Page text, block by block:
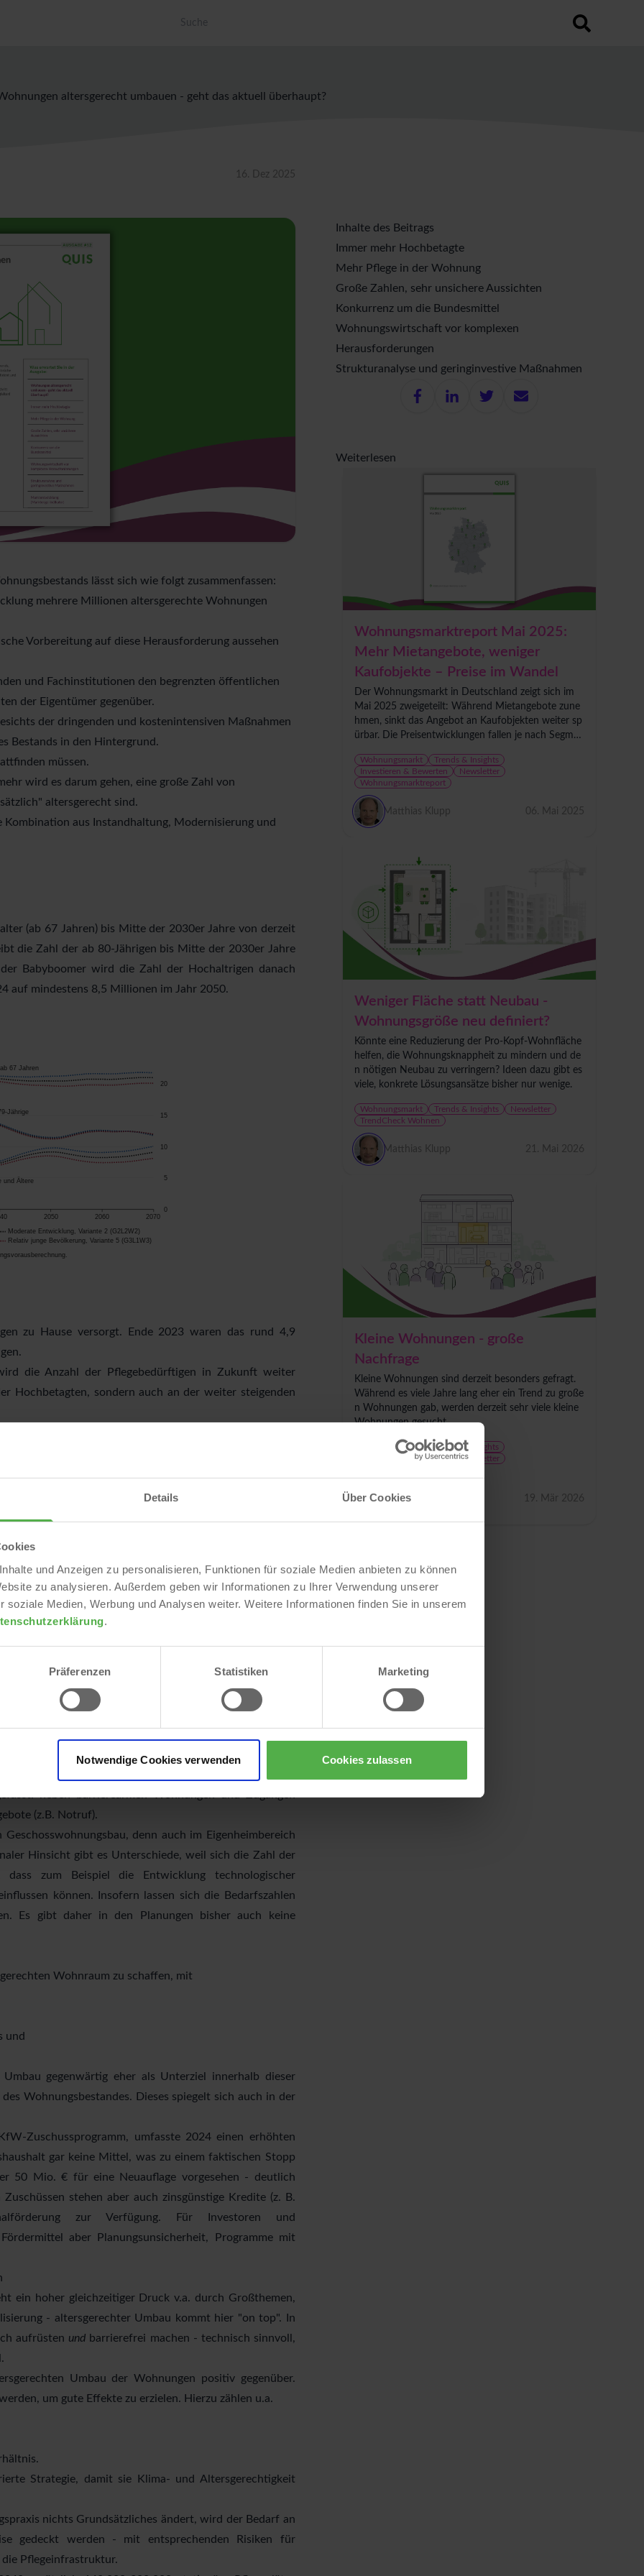
Details Über Cookies
und Anzeigen zu personalisieren, Funktionen für soziale Medien anbieten zu können
zu analysieren. Außerdem geben wir Informationen zu Ihrer Verwendung unserer
soziale Medien, Werbung und Analysen weiter. Weitere Informationen finden Sie in unserem
.
Präferenzen Statistiken Marketing
Notwendige Cookies verwenden Cookies zulassen
altersgerecht umbauen - geht das aktuell überhaupt?
16. Dez 2025
Inhalte des Beitrags
Immer mehr Hochbetagte
Mehr Pflege in der Wohnung
Große Zahlen, sehr unsichere Aussichten
Konkurrenz um die Bundesmittel
Wohnungswirtschaft vor komplexen
Herausforderungen
Strukturanalyse und geringinvestive Maßnahmen
Weiterlesen
Wohnungsmarktreport Mai 2025:
Mehr Mietangebote, weniger
Kaufobjekte – Preise im Wandel
Der Wohnungsmarkt in Deutschland zeigt sich im
Mai 2025 zweigeteilt: Während Mietangebote zune
hmen, sinkt das Angebot an Kaufobjekten weiter sp
ürbar. Die Preisentwicklungen fallen je nach Segmen
auch...
Wohnungsmarkt
Trends & Insights
Investieren & Bewerten
Newsletter
Wohnungsmarktreport
Matthias Klupp 06. Mai 2025
Weniger Fläche statt Neubau -
Wohnungsgröße neu definiert?
Könnte eine Reduzierung der Pro-Kopf-Wohnfläche
helfen, die Wohnungsknappheit zu mindern und de
n nötigen Neubau zu verringern? Ideen dazu gibt es
viele, konkrete Lösungsansätze bisher nur wenige.
Wohnungsmarkt Trends & Insights
Newsletter
TrendCheck Wohnen
Matthias Klupp 21. Mai 2026
Kleine Wohnungen - große
Nachfrage
Kleine Wohnungen sind derzeit besonders gefragt.
Während es viele Jahre lang eher ein Trend zu große
n Wohnungen gab, werden derzeit sehr viele kleine
Wohnungen gesucht.
Wohnungsmarkt
Trends & Insights
Investieren & Bewerten
Newsletter
Matthias Klupp 19. Mär 2026
lässt sich wie folgt zusammenfassen:
mehrere Millionen altersgerechte Wohnungen
Vorbereitung auf diese Herausforderung aussehen
und Fachinstitutionen den begrenzten öffentlichen
der Eigentümer gegenüber.
der dringenden und kostenintensiven Maßnahmen
Bestands in den Hintergrund.
müssen.
wird es darum gehen, eine große Zahl von
altersgerecht sind.
Kombination aus Instandhaltung, Modernisierung und
(ab 67 Jahren) bis Mitte der 2030er Jahre von derzeit
die Zahl der ab 80-Jährigen bis Mitte der 2030er Jahre
Babyboomer wird die Zahl der Hochaltrigen danach
auf mindestens 8,5 Millionen im Jahr 2050.
zu Hause versorgt. Ende 2023 waren das rund 4,9
die Anzahl der Pflegebedürftigen in Zukunft weiter
Hochbetagten, sondern auch an der weiter steigenden
Wohnungen steigen wird. Die wenigen
Effekte erzielen. Deswegen wird ein Schwerpunkt von
Verbleib in der Wohnung zu ermöglichen.
Wohnraum in Zukunft sein wird. In einer KfW-
ca. 2,4 Mio. Wohnungen festgestellt. Selbst bei einem
- was nicht (mehr) realistisch ist - werden dann noch
in einer Studie: im Jahr 2040 werden demnach rd.
bisher erst rd. 600.000 vorhanden sind. Es fehlen nach
werden, dass es keine universelle Norm für das
rollstuhlgerecht, stufenfrei, mit großen
praktisch nur im Neubau zu erreichen.
viele Lebenslagen aus. Dieser bauliche Standard wird
neben barrierearmen Wohnungen und Zugängen
(z.B. Notruf).
denn auch im Eigenheimbereich
Hinsicht gibt es Unterschiede, weil sich die Zahl der
zum Beispiel die Entwicklung technologischer
können. Insofern lassen sich die Bedarfszahlen
Es gibt daher in den Planungen bisher auch keine
Wohnraum zu schaffen, mit
und
gegenwärtig eher als Unterziel innerhalb dieser
Wohnungsbestandes. Dieses spiegelt sich auch in der
Zuschussprogramm, umfasste 2024 einen erhöhten
gar keine Mittel, was zu einem faktischen Stopp
50 Mio. € für eine Neuauflage vorgesehen - deutlich
stehen aber auch zinsgünstige Kredite (z. B.
zur Verfügung. Für Investoren und
aber Planungsunsicherheit, Programme mit
ein hoher gleichzeitiger Druck v.a. durch Großthemen,
- altersgerechter Umbau kommt hier "on top". In
aufrüsten und barrierefrei machen - technisch sinnvoll,
Umbau der Wohnungen positiv gegenüber.
um gute Effekte zu erzielen. Hierzu zählen u.a.
Strategie, damit sie Klima- und Altersgerechtigkeit
nichts Grundsätzliches ändert, wird der Bedarf an
gedeckt werden - mit entsprechenden Risiken für
die Pflegeinfrastruktur.